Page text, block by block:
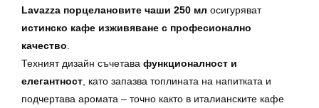
Lavazza порцелановите чаши 250 мл осигуряват
истинско кафе изживяване с професионално
качество
Техният дизайн съчетава функционалност и
елегантност , като запазва топлината на напитката и
подчертава аромата – точно както в италианските кафе